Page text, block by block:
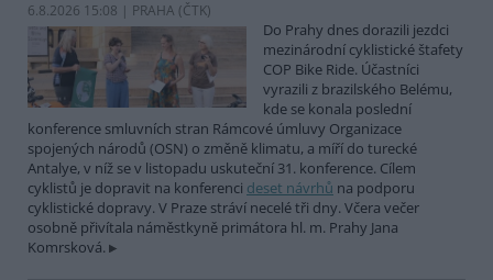
6.8.2026 15:08 | PRAHA (ČTK)
Do Prahy dnes dorazili jezdci
mezinárodní cyklistické štafety
COP Bike Ride. Účastníci
vyrazili z brazilského Belému,
kde se konala poslední
konference smluvních stran Rámcové úmluvy Organizace
spojených národů (OSN) o změně klimatu, a míří do turecké
Antalye, v níž se v listopadu uskuteční 31. konference. Cílem
cyklistů je dopravit na konferenci deset návrhů na podporu
cyklistické dopravy. V Praze stráví necelé tři dny. Včera večer
osobně přivítala náměstkyně primátora hl. m. Prahy Jana
Komrsková.